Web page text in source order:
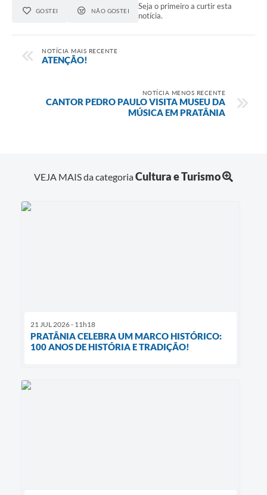
GOSTEI NÃO GOSTEI
Seja o primeiro a curtir esta
notícia.
NOTÍCIA MAIS RECENTE
ATENÇÃO!
NOTÍCIA MENOS RECENTE
CANTOR PEDRO PAULO VISITA MUSEU DA
MÚSICA EM PRATÂNIA
VEJA MAIS da categoriaCultura e Turismo
21 JUL 2026 - 11h18
PRATÂNIA CELEBRA UM MARCO HISTÓRICO:
100 ANOS DE HISTÓRIA E TRADIÇÃO!